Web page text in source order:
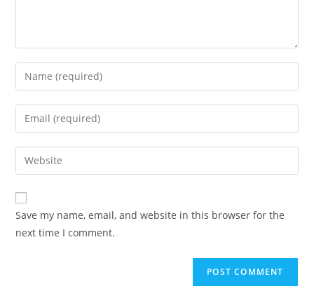
Enter
your
name
comment
Enter
your
email
address
comment
Enter
your
website
URL
(optional)
Save my name, email, and website in this browser for the
next time I comment.